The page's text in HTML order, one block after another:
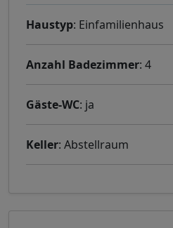
Haustyp: Einfamilienhaus
Anzahl Badezimmer: 4
Gäste-WC: ja
Keller: Abstellraum